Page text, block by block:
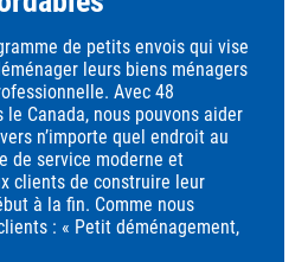
de petits envois qui vise
leurs biens ménagers
Avec 48
Canada, nous pouvons aider
n’importe quel endroit au
de service moderne et
clients de construire leur
à la fin. Comme nous
: « Petit déménagement,